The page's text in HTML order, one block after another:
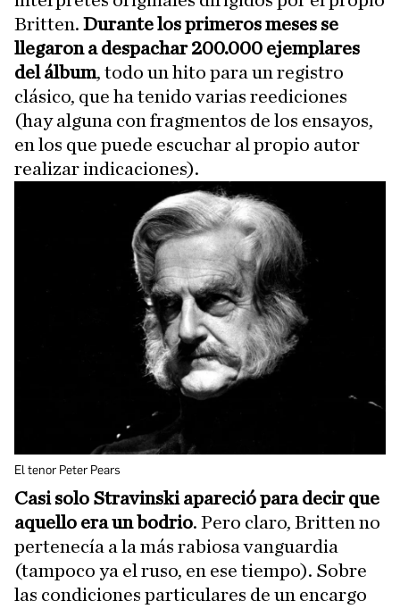
Britten. Durante los primeros meses se
llegaron a despachar 200.000 ejemplares
del álbum, todo un hito para un registro
clásico, que ha tenido varias reediciones
(hay alguna con fragmentos de los ensayos,
en los que puede escuchar al propio autor
realizar indicaciones).
El tenor Peter Pears
Casi solo Stravinski apareció para decir que
aquello era un bodrio. Pero claro, Britten no
pertenecía a la más rabiosa vanguardia
(tampoco ya el ruso, en ese tiempo). Sobre
las condiciones particulares de un encargo